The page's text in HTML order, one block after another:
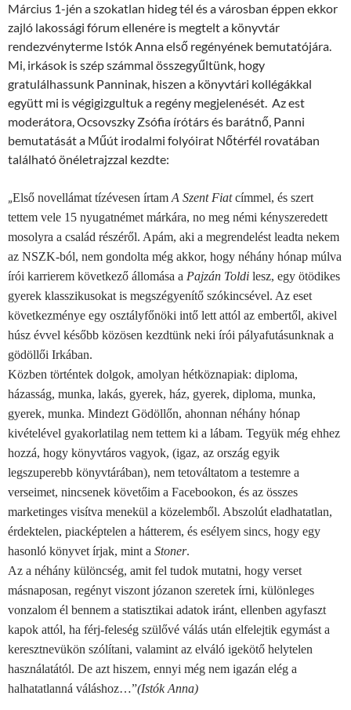
Március 1-jén a szokatlan hideg tél és a városban éppen ekkor
zajló lakossági fórum ellenére is megtelt a könyvtár
rendezvényterme Istók Anna első regényének bemutatójára.
Mi, irkások is szép számmal összegyűltünk, hogy
gratulálhassunk Panninak, hiszen a könyvtári kollégákkal
együtt mi is végigizgultuk a regény megjelenését. Az est
moderátora, Ocsovszky Zsófia írótárs és barátnő, Panni
bemutatását a Műút irodalmi folyóirat Nőtérfél rovatában
található önéletrajzzal kezdte:
„Első novellámat tízévesen írtam A Szent Fiatcímmel, és szert
tettem vele 15 nyugatnémet márkára, no meg némi kényszeredett
mosolyra a család részéről. Apám, aki a megrendelést leadta nekem
az NSZK-ból, nem gondolta még akkor, hogy néhány hónap múlva
írói karrierem következő állomása a Pajzán Toldi lesz, egy ötödikes
gyerek klasszikusokat is megszégyenítő szókincsével. Az eset
következménye egy osztályfőnöki intő lett attól az embertől, akivel
húsz évvel később közösen kezdtünk neki írói pályafutásunknak a
gödöllői Irkában.
Közben történtek dolgok, amolyan hétköznapiak: diploma,
házasság, munka, lakás, gyerek, ház, gyerek, diploma, munka,
gyerek, munka. Mindezt Gödöllőn, ahonnan néhány hónap
kivételével gyakorlatilag nem tettem ki a lábam. Tegyük még ehhez
hozzá, hogy könyvtáros vagyok, (igaz, az ország egyik
legszuperebb könyvtárában), nem tetováltatom a testemre a
verseimet, nincsenek követőim a Facebookon, és az összes
marketinges visítva menekül a közelemből. Abszolút eladhatatlan,
érdektelen, piacképtelen a hátterem, és esélyem sincs, hogy egy
hasonló könyvet írjak, mint a Stoner.
Az a néhány különcség, amit fel tudok mutatni, hogy verset
másnaposan, regényt viszont józanon szeretek írni, különleges
vonzalom él bennem a statisztikai adatok iránt, ellenben agyfaszt
kapok attól, ha férj-feleség szülővé válás után elfelejtik egymást a
keresztnevükön szólítani, valamint az elváló igekötő helytelen
használatától. De azt hiszem, ennyi még nem igazán elég a
halhatatlanná váláshoz…”(Istók Anna)